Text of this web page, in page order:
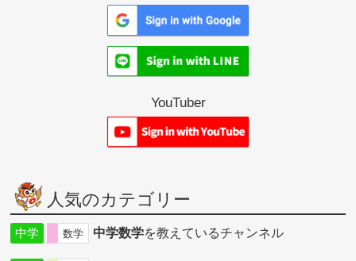
YouTuber
人気のカテゴリー
中学 数学 中学数学を教えているチャンネル